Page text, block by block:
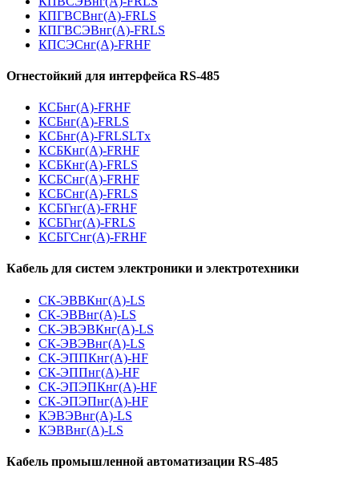
КПГВСВнг(А)-FRLS
КПГВСЭВнг(А)-FRLS
КПСЭСнг(А)-FRHF
Огнестойкий для интерфейса RS-485
КСБнг(А)-FRHF
КСБнг(А)-FRLS
КСБнг(А)-FRLSLTx
КСБКнг(А)-FRHF
КСБКнг(А)-FRLS
КСБСнг(А)-FRHF
КСБСнг(А)-FRLS
КСБГнг(А)-FRHF
КСБГнг(А)-FRLS
КСБГСнг(А)-FRHF
Кабель для систем электроники и электротехники
СК-ЭВВКнг(А)-LS
СК-ЭВВнг(А)-LS
СК-ЭВЭВКнг(А)-LS
СК-ЭВЭВнг(А)-LS
СК-ЭППКнг(А)-HF
СК-ЭППнг(А)-HF
СК-ЭПЭПКнг(А)-HF
СК-ЭПЭПнг(А)-HF
КЭВЭВнг(А)-LS
КЭВВнг(А)-LS
Кабель промышленной автоматизации RS-485